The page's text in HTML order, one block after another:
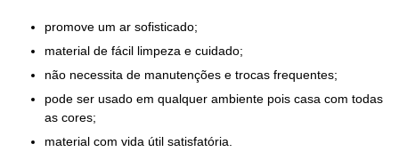
promove um ar sofisticado;
material de fácil limpeza e cuidado;
não necessita de manutenções e trocas frequentes;
pode ser usado em qualquer ambiente pois casa com todas
as cores;
material com vida útil satisfatória.